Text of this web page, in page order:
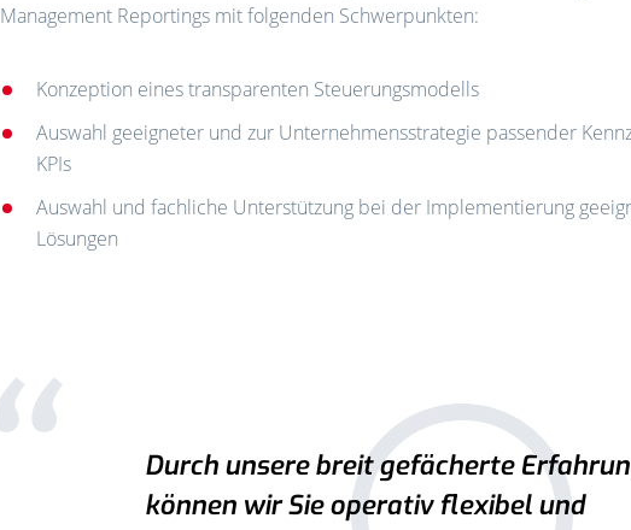
Management Reportings mit folgenden Schwerpunkten:
Konzeption eines transparenten Steuerungsmodells
Auswahl geeigneter und zur Unternehmensstrategie passender
KPIs
Auswahl und fachliche Unterstützung bei der Implementierung
Lösungen
Durch unsere breit gefächerte
können wir Sie operativ flexibel und